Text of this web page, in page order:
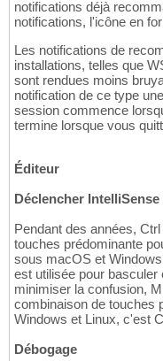
notifications déjà
notifications, l'icône en
Les notifications de
installations, telles que
sont rendues moins
notification de ce type
session commence
termine lorsque vous
Éditeur
Déclencher IntelliSense
Pendant des années,
touches prédominante
sous macOS et
est utilisée pour
minimiser la confusion,
combinaison de touches
Windows et Linux, c'est
Débogage